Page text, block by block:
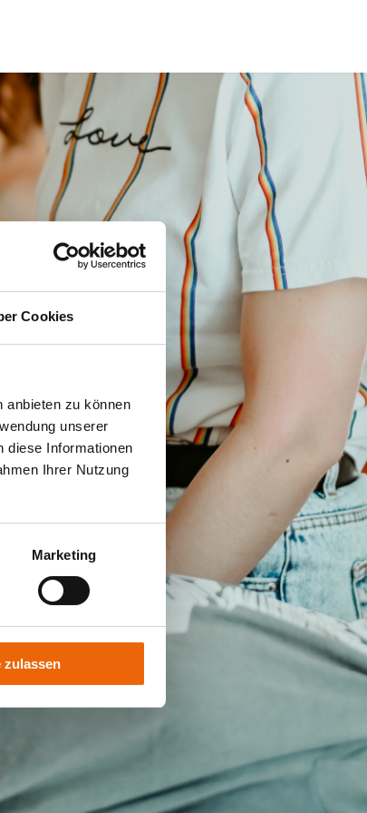
Cookies
anbieten zu können
unserer
diese Informationen
Ihrer Nutzung
Marketing
zulassen